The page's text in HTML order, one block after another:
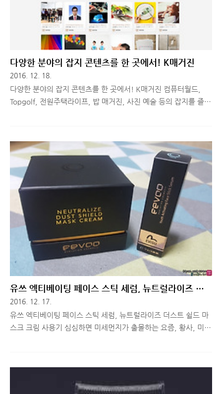
다양한 분야의 잡지 콘텐츠를 한 곳에서! K매거진
2016. 12. 18.
다양한 분야의 잡지 콘텐츠를 한 곳에서! K매거진 컴퓨터월드,
Topgolf, 전원주택라이프, 밥 매거진, 사진 예술 등의 잡지를 즐겨
주관해 운영중인 K매거진은 국내 다양한 분야의 잡지, 잡지기사,
이미지 등을 판매하고, 유통할 수 있는 온라인 마켓 플레이스입니
다. 오프라인에서 발간되던 잡지 콘텐츠를 온라인에서 이용할 수
있는 환경을 제공해 잡지사가 좀 더 다양한 방식으로 콘텐츠를 판
매하고, 소비자는 신간호 콘텐츠 및 고화질 이미지를 제공받을 수
있습니다. 간단히 소개해볼까요? K매거진은 크게 매거진, 기사,
포토뱅크..
유쓰 엑티베이팅 페이스 스틱 세럼, 뉴트럴라이즈 더
스트 쉴드 마스크 크림 사용기
2016. 12. 17.
유쓰 엑티베이팅 페이스 스틱 세럼, 뉴트럴라이즈 더스트 쉴드 마
스크 크림 사용기 심심하면 미세먼지가 출몰하는 요즘, 황사, 미세
뷰티 제품 리뷰를 도와주는 회사 동생이 아닌, 뉴 모델(?) 지인이